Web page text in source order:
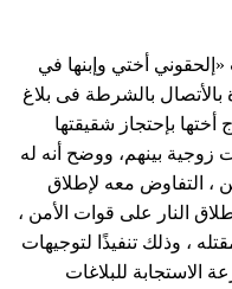
أختي وإبنها في
بالشرطة فى بلاغ
بإحتجاز شقيقتها
زوجية بينهم، ووضح أنه له
، التفاوض معه لإطلاق
النار على قوات الأمن ،
، وذلك تنفيذًا لتوجيهات
الاستجابة للبلاغات